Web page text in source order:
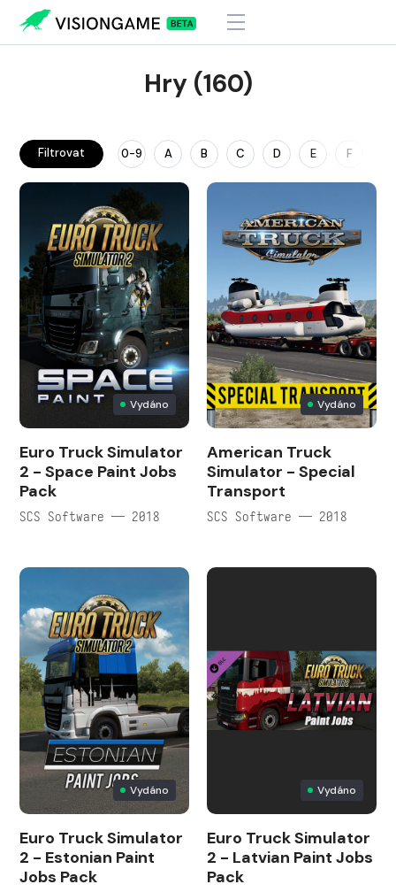
Hry (160)
Filtrovat 0-9 A B C D E F
Vydáno
Euro Truck Simulator
2 - Space Paint Jobs
Pack
SCS Software — 2018
Vydáno
American Truck
Simulator - Special
Transport
SCS Software — 2018
Vydáno
Euro Truck Simulator
2 - Estonian Paint
Jobs Pack
Vydáno
Euro Truck Simulator
2 - Latvian Paint Jobs
Pack